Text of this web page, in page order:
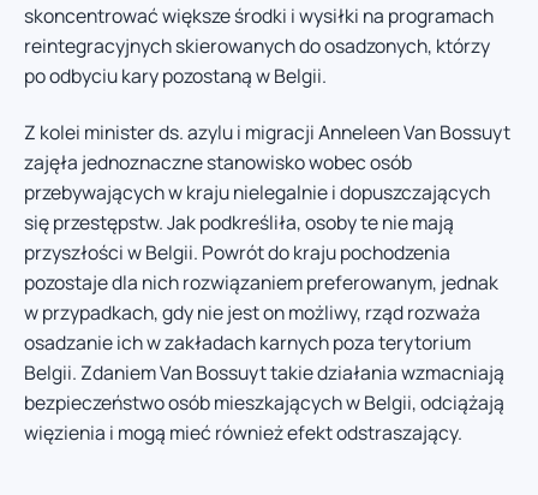
skoncentrować większe środki i wysiłki na programach
reintegracyjnych skierowanych do osadzonych, którzy
po odbyciu kary pozostaną w Belgii.
Z kolei minister ds. azylu i migracji Anneleen Van Bossuyt
zajęła jednoznaczne stanowisko wobec osób
przebywających w kraju nielegalnie i dopuszczających
się przestępstw. Jak podkreśliła, osoby te nie mają
przyszłości w Belgii. Powrót do kraju pochodzenia
pozostaje dla nich rozwiązaniem preferowanym, jednak
w przypadkach, gdy nie jest on możliwy, rząd rozważa
osadzanie ich w zakładach karnych poza terytorium
Belgii. Zdaniem Van Bossuyt takie działania wzmacniają
bezpieczeństwo osób mieszkających w Belgii, odciążają
więzienia i mogą mieć również efekt odstraszający.